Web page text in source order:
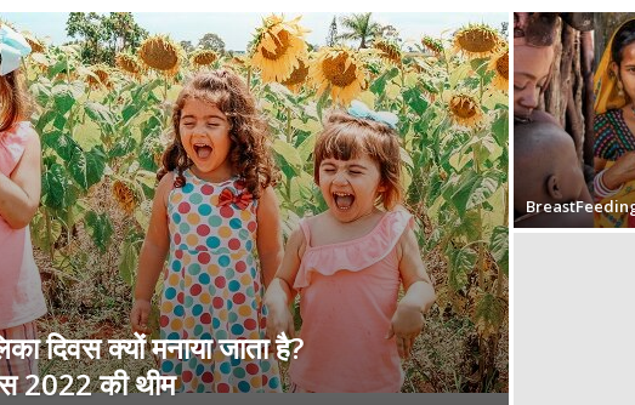
दिवस क्यों मनाया जाता है?
2022 की थीम
BreastFeeding